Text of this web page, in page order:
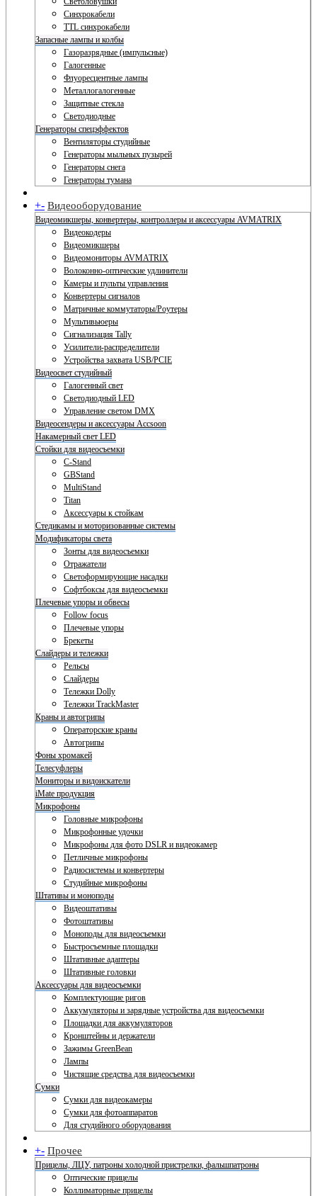
Синхрокабели
TTL синхрокабели
Запасные лампы и колбы
Газоразрядные (импульсные)
Галогенные
Флуоресцентные лампы
Металлогалогенные
Защитные стекла
Светодиодные
Генераторы спецэффектов
Вентиляторы студийные
Генераторы мыльных пузырей
Генераторы снега
Генераторы тумана
+- Видеооборудование
Видеомикшеры, конвертеры, контроллеры и аксессуары AVMATRIX
Видеокодеры
Видеомикшеры
Видеомониторы AVMATRIX
Волоконно-оптические удлинители
Камеры и пульты управления
Конвертеры сигналов
Матричные коммутаторы/Роутеры
Мультивьюеры
Сигнализация Tally
Усилители-распределители
Устройства захвата USB/PCIE
Видеосвет студийный
Галогенный свет
Светодиодный LED
Управление светом DMX
Видеосендеры и аксессуары Accsoon
Накамерный свет LED
Стойки для видеосъемки
C-Stand
GBStand
MultiStand
Titan
Аксессуары к стойкам
Стедикамы и моторизованные системы
Модификаторы света
Зонты для видеосъемки
Отражатели
Светоформирующие насадки
Софтбоксы для видеосъемки
Плечевые упоры и обвесы
Follow focus
Плечевые упоры
Брекеты
Слайдеры и тележки
Рельсы
Слайдеры
Тележки Dolly
Тележки TrackMaster
Краны и автогрипы
Операторские краны
Автогрипы
Фоны хромакей
Телесуфлеры
Мониторы и видоискатели
iMate продукция
Микрофоны
Головные микрофоны
Микрофонные удочки
Микрофоны для фото DSLR и видеокамер
Петличные микрофоны
Радиосистемы и конвертеры
Студийные микрофоны
Штативы и моноподы
Видеоштативы
Фотоштативы
Моноподы для видеосъемки
Быстросъемные площадки
Штативные адаптеры
Штативные головки
Аксессуары для видеосъемки
Комплектующие ригов
Аккумуляторы и зарядные устройства для видеосъемки
Площадки для аккумуляторов
Кронштейны и держатели
Зажимы GreenBean
Лампы
Чистящие средства для видеосъемки
Сумки
Сумки для видеокамеры
Сумки для фотоаппаратов
Для студийного оборудования
+- Прочее
Прицелы, ЛЦУ, патроны холодной пристрелки, фальшпатроны
Оптические прицелы
Коллиматорные прицелы